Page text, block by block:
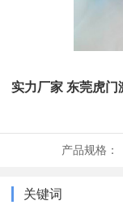
实力厂家 东莞虎门
产品规格：
关键词